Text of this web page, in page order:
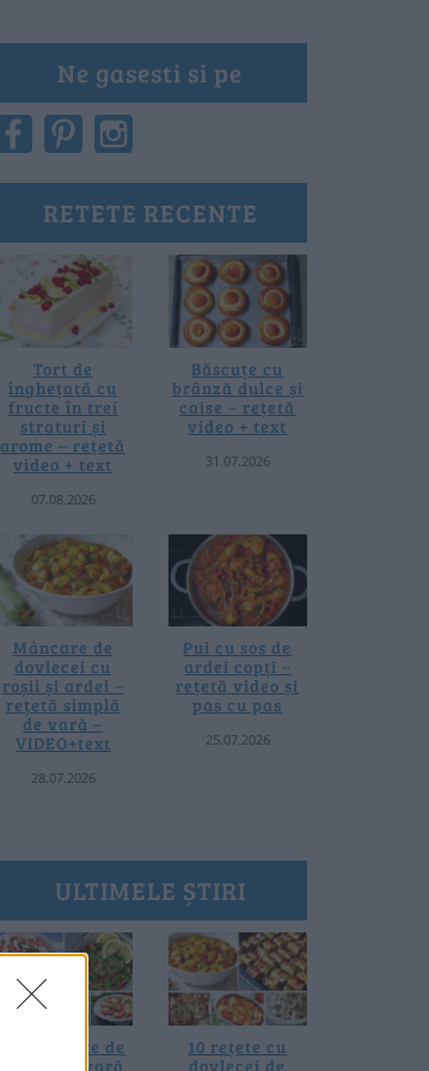
Ne gasesti si pe
RETETE RECENTE
Tort de
înghețată cu
fructe în trei
straturi și
arome – rețetă
video + text
07.08.2026
Băscuțe cu
brânză dulce și
caise – rețetă
video + text
31.07.2026
Mâncare de
dovlecei cu
roșii și ardei –
rețetă simplă
de vară –
VIDEO+text
28.07.2026
Pui cu sos de
ardei copți –
rețetă video și
pas cu pas
25.07.2026
ULTIMELE ȘTIRI
20 de rețete de
salate de vară
10 rețete cu
dovlecei de